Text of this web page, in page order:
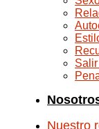
Nuestro